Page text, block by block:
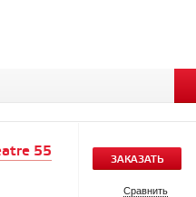
55 ЗАКАЗАТЬ
Сравнить